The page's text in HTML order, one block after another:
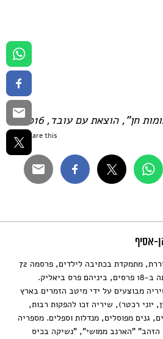
חן", הוצאת עם עובד, 2016.
Share this...
אסיף
סופרת ומשוררת, מתמקדת בכתיבה לילדים, פרסמה 72
ספרים, זכתה ב-18 פרסים, ביניהם פרס ביאליק.
מבוצעים על ידי מיטב הזמרים בארץ
יוני רכטר), שיריה זכו להפקות רבות,
גנים מפוסלים, מנדלות וספלים. מספריה
הזהב" "הארנב ממושי", "נשיקה בכיס